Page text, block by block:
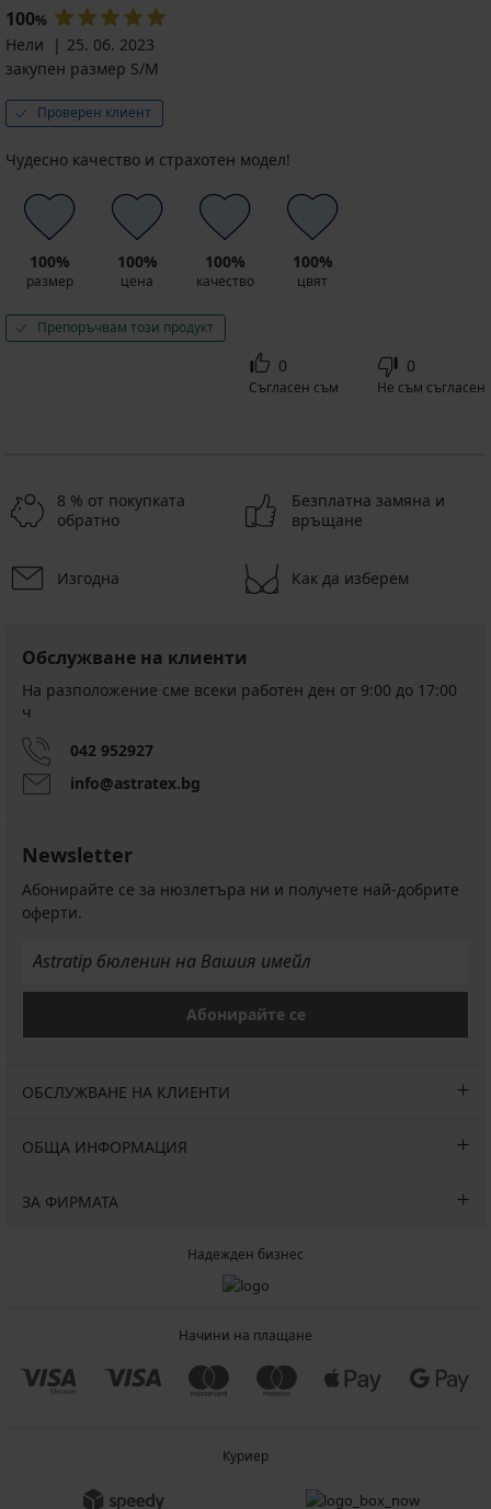
100%
Нели
25. 06. 2023
закупен размер S/M
Проверен клиент
Чудесно качество и страхотен модел!
100%
размер
100%
цена
100%
качество
100%
цвят
Препоръчвам този продукт
0
Съгласен съм
0
Не съм съгласен
8 % от покупката
обратно
Безплатна замяна и
връщане
Изгодна Как да изберем
Обслужване на клиенти
На разположение сме всеки работен ден от 9:00 до 17:00
ч
042 952927
info@astratex.bg
Newsletter
Абонирайте се за нюзлетъра ни и получете най-добрите
оферти.
Абонирайте се
ОБСЛУЖВАНЕ НА КЛИЕНТИ
ОБЩА ИНФОРМАЦИЯ
ЗА ФИРМАТА
Надежден бизнес
Начини на плащане
Куриер